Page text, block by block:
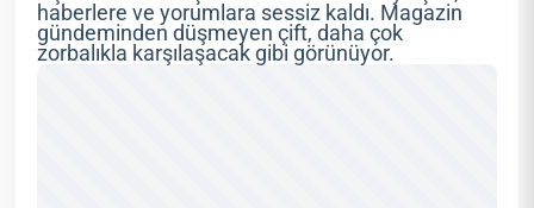
haberlere ve yorumlara sessiz kaldı. Magazin
gündeminden düşmeyen çift, daha çok
zorbalıkla karşılaşacak gibi görünüyor.